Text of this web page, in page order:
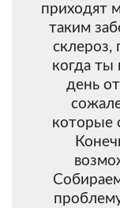
приходят
таким
склероз,
когда ты
день
которые